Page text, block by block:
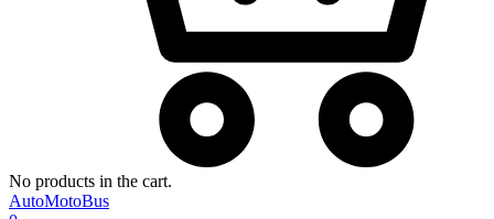
No products in the cart.
AutoMotoBus